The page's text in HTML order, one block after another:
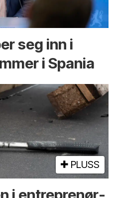
seg inn i
i Spania
PLUSS